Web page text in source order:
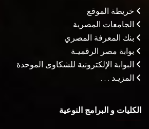
خريطة الموقع
الجامعات المصرية
بنك المعرفة المصري
بوابة مصر الرقميـة
البوابة الإلكترونية للشكاوى الموحدة
المزيـد . . .
الكليات و البرامج النوعية